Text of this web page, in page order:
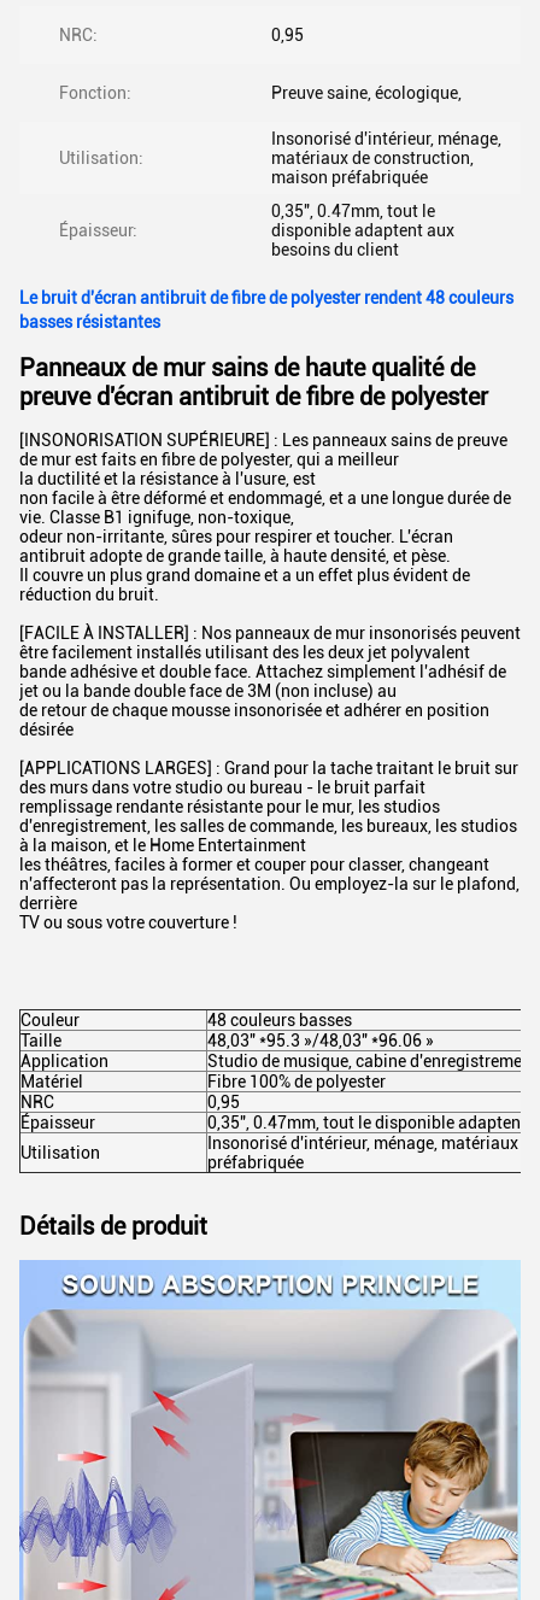
NRC: 0,95
Fonction: Preuve saine, écologique,
Utilisation:
Insonorisé d'intérieur, ménage,
matériaux de construction,
maison préfabriquée
Épaisseur:
0,35", 0.47mm, tout le
disponible adaptent aux
besoins du client
Le bruit d'écran antibruit de fibre de polyester rendent 48 couleurs
basses résistantes
Panneaux de mur sains de haute qualité de
preuve d'écran antibruit de fibre de polyester
[INSONORISATION SUPÉRIEURE] : Les panneaux sains de preuve
de mur est faits en fibre de polyester, qui a meilleur
la ductilité et la résistance à l'usure, est
non facile à être déformé et endommagé, et a une longue durée de
vie. Classe B1 ignifuge, non-toxique,
odeur non-irritante, sûres pour respirer et toucher. L'écran
antibruit adopte de grande taille, à haute densité, et pèse.
Il couvre un plus grand domaine et a un effet plus évident de
réduction du bruit.
[FACILE À INSTALLER] : Nos panneaux de mur insonorisés peuvent
être facilement installés utilisant des les deux jet polyvalent
bande adhésive et double face. Attachez simplement l'adhésif de
jet ou la bande double face de 3M (non incluse) au
de retour de chaque mousse insonorisée et adhérer en position
désirée
[APPLICATIONS LARGES] : Grand pour la tache traitant le bruit sur
des murs dans votre studio ou bureau - le bruit parfait
remplissage rendante résistante pour le mur, les studios
d'enregistrement, les salles de commande, les bureaux, les studios
à la maison, et le Home Entertainment
les théâtres, faciles à former et couper pour classer, changeant
n'affecteront pas la représentation. Ou employez-la sur le plafond,
derrière
TV ou sous votre couverture !
Couleur
48 couleurs basses
Taille
48,03" *95.3 »/48,03" *96.06 »
Application
Studio de musique, cabine
Matériel
Fibre 100% de polyester
NRC
0,95
Épaisseur
0,35", 0.47mm, tout le disponible adaptent
Utilisation
Insonorisé d'intérieur, ménage, matériaux
préfabriquée
Détails de produit